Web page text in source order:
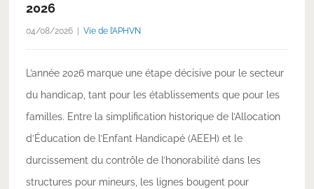
2026
04/08/2026 Vie de l’APHVN
L’année 2026 marque une étape décisive pour le secteur
du handicap, tant pour les établissements que pour les
familles. Entre la simplification historique de l’Allocation
d’Éducation de l’Enfant Handicapé (AEEH) et le
durcissement du contrôle de l’honorabilité dans les
structures pour mineurs, les lignes bougent pour